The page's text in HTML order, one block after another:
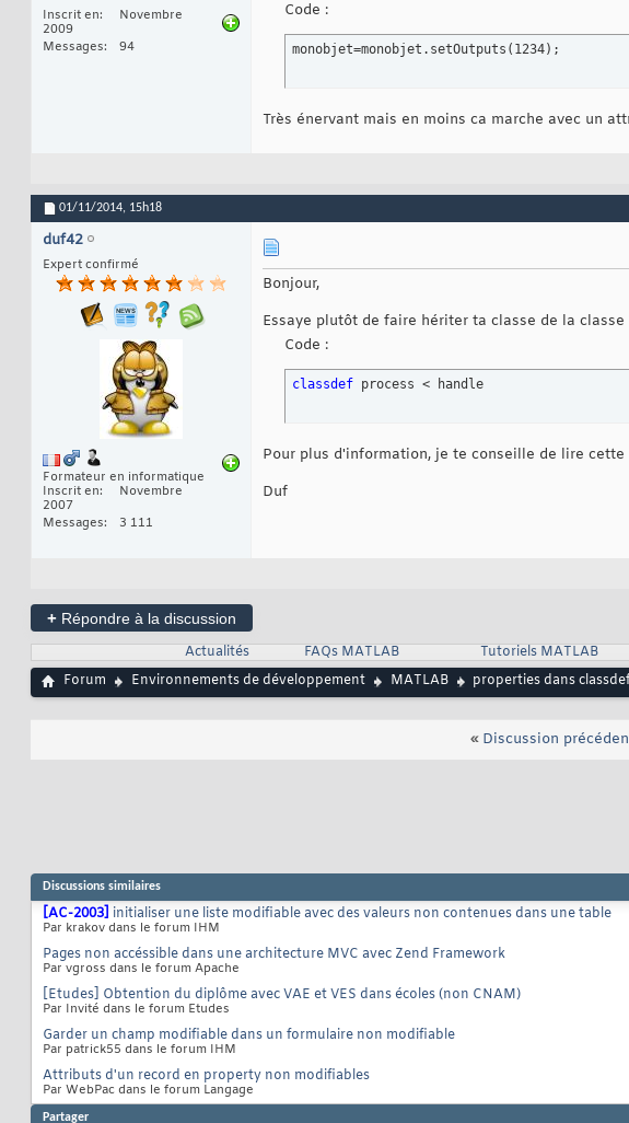
Inscrit en
Novembre
2009
Messages
94
Code :
monobjet=monobjet.setOutputs ( 1234) ;
Très énervant mais en moins ca marche avec un
01/11/2014, 15h18
duf42
Expert confirmé
Formateur en informatique
Inscrit en
Novembre
2007
Messages
3 111
Bonjour,
Essaye plutôt de faire hériter ta classe de la
Code :
classdef process < handle
Pour plus d'information, je te conseille de lire cette
Duf
+ Répondre à la discussion
Actualités
FAQs MATLAB Tutoriels MATLAB
Forum
Environnements de développement MATLAB properties dans
« Discussion
Discussions similaires
[AC-2003] initialiser une liste modifiable avec des valeurs non contenues dans une table
Par krakov dans le forum IHM
Pages non accéssible dans une architecture MVC avec Zend Framework
Par vgross dans le forum Apache
[Etudes] Obtention du diplôme avec VAE et VES dans écoles (non CNAM)
Par Invité dans le forum Etudes
Garder un champ modifiable dans un formulaire non modifiable
Par patrick55 dans le forum IHM
Attributs d'un record en property non modifiables
Par WebPac dans le forum Langage
Partager